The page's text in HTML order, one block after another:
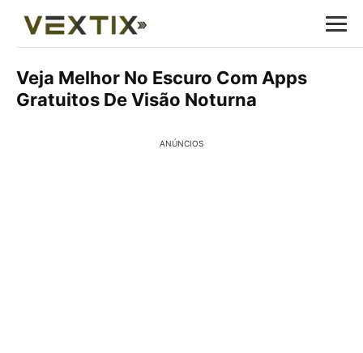
Veja Melhor No Escuro Com Apps
Gratuitos De Visão Noturna
ANÚNCIOS